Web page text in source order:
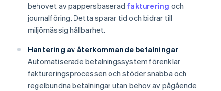
behovet av pappersbaserad fakturering och
journalföring. Detta sparar tid och bidrar till
miljömässig hållbarhet.
Hantering av återkommande betalningar
Automatiserade betalningssystem förenklar
faktureringsprocessen och stöder snabba och
regelbundna betalningar utan behov av pågående